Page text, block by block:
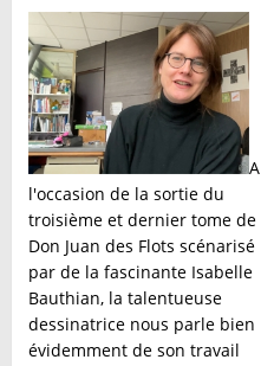
A
l'occasion de la sortie du
troisième et dernier tome de
Don Juan des Flots scénarisé
par de la fascinante Isabelle
Bauthian, la talentueuse
dessinatrice nous parle bien
évidemment de son travail